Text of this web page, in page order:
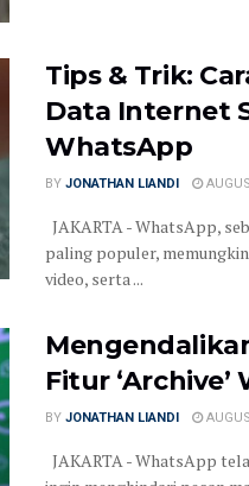
Tips & Trik:
Data Internet
WhatsApp
BY JONATHAN LIANDI
JAKARTA - WhatsApp,
paling populer,
video, serta ...
Fitur
BY JONATHAN LIANDI
JAKARTA - WhatsApp